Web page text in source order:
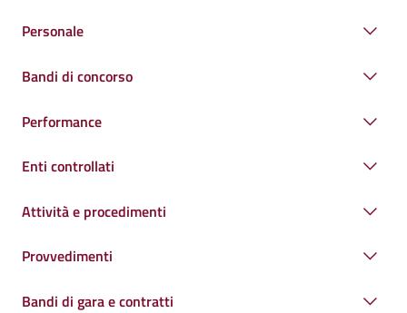
Personale
Bandi di concorso
Performance
Enti controllati
Attività e procedimenti
Provvedimenti
Bandi di gara e contratti